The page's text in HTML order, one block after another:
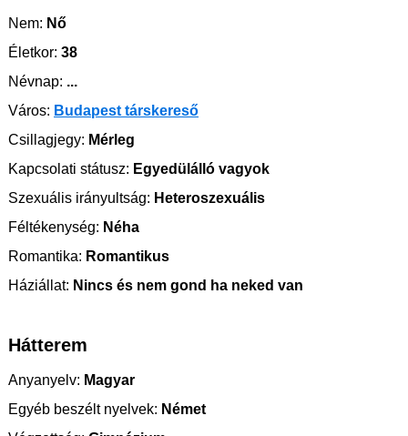
Nem: Nő
Életkor: 38
Névnap: ...
Város: Budapest társkereső
Csillagjegy: Mérleg
Kapcsolati státusz: Egyedülálló vagyok
Szexuális irányultság: Heteroszexuális
Féltékenység: Néha
Romantika: Romantikus
Háziállat: Nincs és nem gond ha neked van
Hátterem
Anyanyelv: Magyar
Egyéb beszélt nyelvek: Német